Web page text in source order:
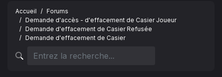
Accueil
Forums
Demande d'accès - d'effacement de Casier Joueur
Demande d'effacement de Casier Refusée
Demande d'effacement de Casier